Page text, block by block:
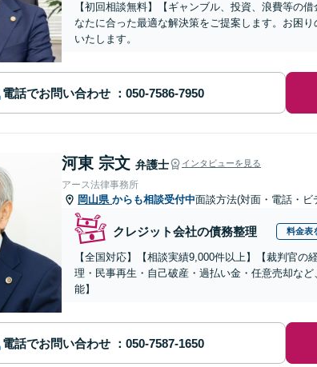
【初回相談無料】【ギャンブル、投資、浪費等の
なたに合った最適な解決策をご提案します。お困
いたします。
電話でお問い合わせ
河東 宗文 弁護士 インタビューを見る
アース法律事務所
岡山県 からも相談受付中面談方法(対面・電話・ビ
クレジット会社の債務整理 料金表
【全国対応】【相談実績9,000件以上】【裁判官
理・民事再生・自己破産・過払い金・任意売却な
能】
電話でお問い合わせ